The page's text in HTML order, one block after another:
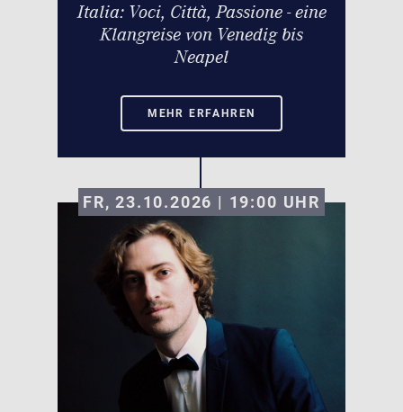
Italia: Voci, Città, Passione - eine
Klangreise von Venedig bis
Neapel
MEHR ERFAHREN
FR, 23.10.2026 | 19:00 UHR